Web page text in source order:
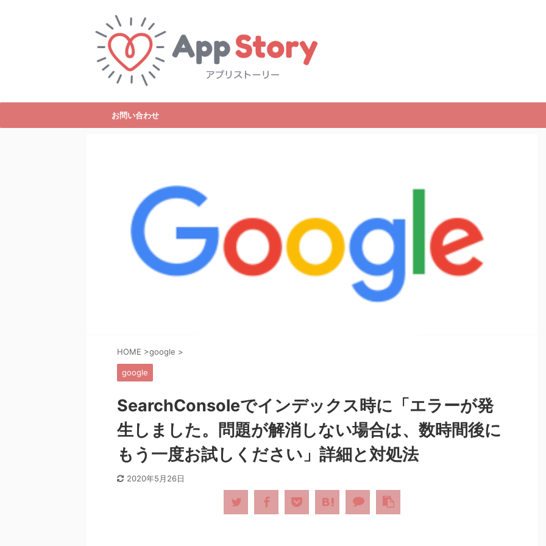
お問い合わせ
HOME >google >
google
SearchConsoleでインデックス時に「エラーが発
生しました。問題が解消しない場合は、数時間後に
もう一度お試しください」詳細と対処法
2020年5月26日